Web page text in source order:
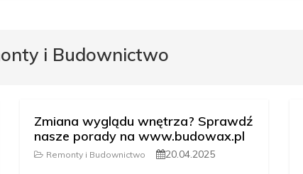
i Budownictwo
Zmiana wyglądu wnętrza? Sprawdź
nasze porady na www.budowax.pl
Remonty i Budownictwo 20.04.2025